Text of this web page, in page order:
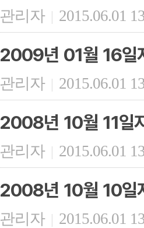
관리자 | 2015.06.01
2009년 01월 16일
관리자 | 2015.06.01
2008년 10월 11일
관리자 | 2015.06.01
2008년 10월 10일
관리자 | 2015.06.01